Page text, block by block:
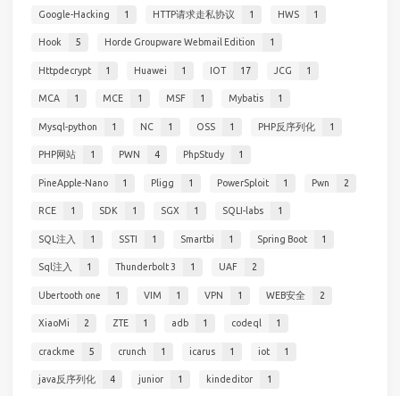
Google-Hacking 1 HTTP请求走私协议 1 HWS 1
Hook 5 Horde Groupware Webmail Edition 1
Httpdecrypt 1 Huawei 1 IOT 17 JCG 1
MCA 1 MCE 1 MSF 1 Mybatis 1
Mysql-python 1 NC 1 OSS 1 PHP反序列化 1
PHP网站 1 PWN 4 PhpStudy 1
PineApple-Nano 1 Pligg 1 PowerSploit 1 Pwn 2
RCE 1 SDK 1 SGX 1 SQLI-labs 1
SQL注入 1 SSTI 1 Smartbi 1 Spring Boot 1
Sql注入 1 Thunderbolt 3 1 UAF 2
Ubertooth one 1 VIM 1 VPN 1 WEB安全 2
XiaoMi 2 ZTE 1 adb 1 codeql 1
crackme 5 crunch 1 icarus 1 iot 1
java反序列化 4 junior 1 kindeditor 1